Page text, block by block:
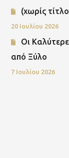
(χωρίς
20 Ιουλίου 2026
Οι
από Ξύλο
7 Ιουλίου 2026